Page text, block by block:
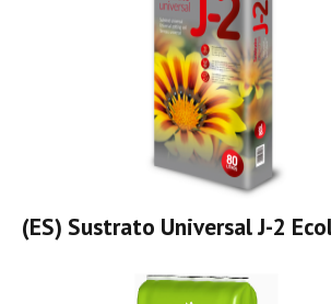
(ES) Sustrato Universal J-2